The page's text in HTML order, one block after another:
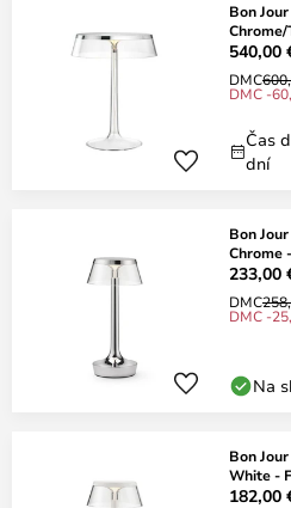
Bon
540,00
DMC
DMC -
Čas
dní
Bon
Chrome
233,00
DMC
DMC -
Na
Bon
White -
182,00